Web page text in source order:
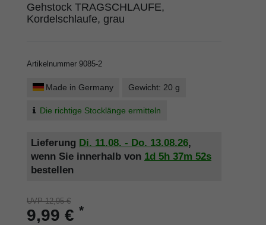
Gehstock TRAGSCHLAUFE,
Kordelschlaufe, grau
Artikelnummer 9085-2
Made in Germany Gewicht: 20 g
Die richtige Stocklänge ermitteln
Lieferung Di. 11.08. - Do. 13.08.26,
wenn Sie innerhalb von 1d 5h 37m 52s
bestellen
UVP 12,95 €
9,99 € *